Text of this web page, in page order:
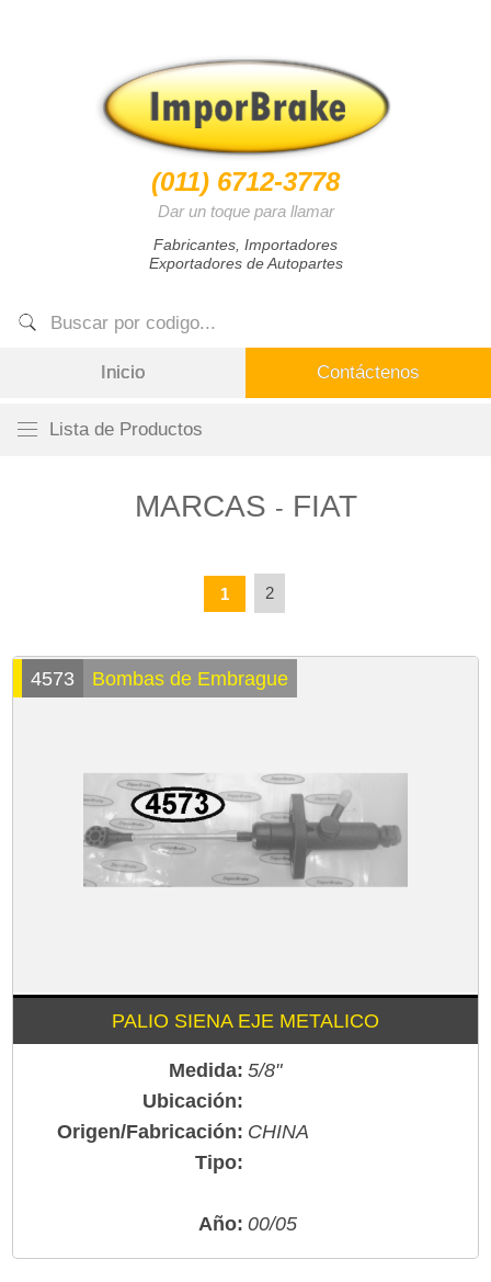
(011) 6712-3778
Dar un toque para llamar
Fabricantes, Importadores
Exportadores de Autopartes
Inicio Contáctenos
MARCAS - FIAT
1 2
PALIO SIENA EJE METALICO
Medida: 5/8"
Ubicación:
Origen/Fabricación: CHINA
Tipo:
Año: 00/05
4573 Bombas de Embrague